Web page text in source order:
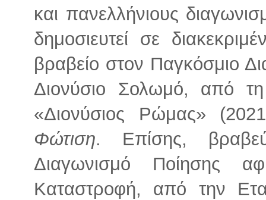
και πανελλήνιους
δημοσιευτεί σε
βραβείο στον Παγκόσμιο
Διονύσιο Σολωμό, από τη
«Διονύσιος Ρώμας»
Φώτιση. Επίσης,
Διαγωνισμό Ποίησης
Καταστροφή, από την